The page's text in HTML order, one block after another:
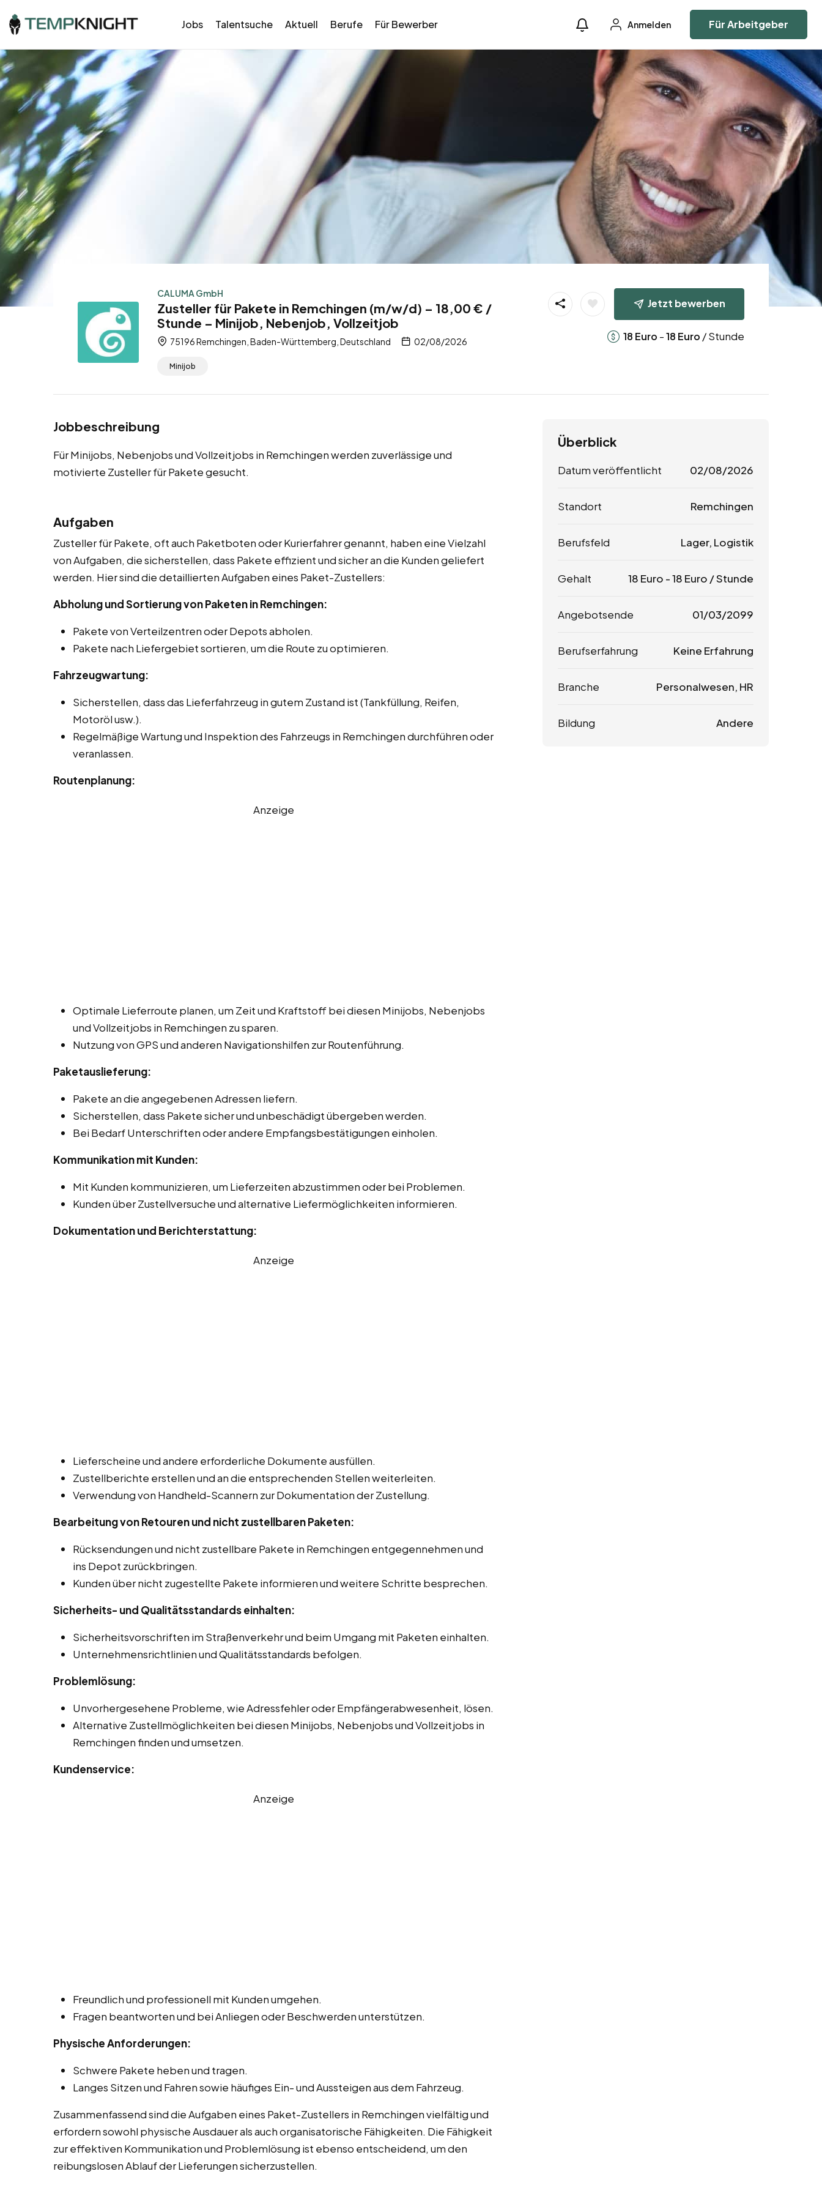
Jobs Talentsuche Aktuell Berufe Für Bewerber Anmelden Für Arbeitgeber
CALUMA GmbH
Zusteller für Pakete in Remchingen (m/w/d) – 18,00 € /
Stunde – Minijob, Nebenjob, Vollzeitjob
75196 Remchingen, Baden-Württemberg, Deutschland 02/08/2026
Minijob
Jetzt bewerben
18 Euro -18 Euro / Stunde
Jobbeschreibung
Für Minijobs, Nebenjobs und Vollzeitjobs in Remchingen werden zuverlässige und
motivierte Zusteller für Pakete gesucht.
Aufgaben
Zusteller für Pakete, oft auch Paketboten oder Kurierfahrer genannt, haben eine Vielzahl
von Aufgaben, die sicherstellen, dass Pakete effizient und sicher an die Kunden geliefert
werden. Hier sind die detaillierten Aufgaben eines Paket-Zustellers:
Abholung und Sortierung von Paketen in Remchingen:
Pakete von Verteilzentren oder Depots abholen.
Pakete nach Liefergebiet sortieren, um die Route zu optimieren.
Fahrzeugwartung:
Sicherstellen, dass das Lieferfahrzeug in gutem Zustand ist (Tankfüllung, Reifen,
Motoröl usw.).
Regelmäßige Wartung und Inspektion des Fahrzeugs in Remchingen durchführen oder
veranlassen.
Routenplanung:
Anzeige
Optimale Lieferroute planen, um Zeit und Kraftstoff bei diesen Minijobs, Nebenjobs
und Vollzeitjobs in Remchingen zu sparen.
Nutzung von GPS und anderen Navigationshilfen zur Routenführung.
Paketauslieferung:
Pakete an die angegebenen Adressen liefern.
Sicherstellen, dass Pakete sicher und unbeschädigt übergeben werden.
Bei Bedarf Unterschriften oder andere Empfangsbestätigungen einholen.
Kommunikation mit Kunden:
Mit Kunden kommunizieren, um Lieferzeiten abzustimmen oder bei Problemen.
Kunden über Zustellversuche und alternative Liefermöglichkeiten informieren.
Dokumentation und Berichterstattung:
Anzeige
Lieferscheine und andere erforderliche Dokumente ausfüllen.
Zustellberichte erstellen und an die entsprechenden Stellen weiterleiten.
Verwendung von Handheld-Scannern zur Dokumentation der Zustellung.
Bearbeitung von Retouren und nicht zustellbaren Paketen:
Rücksendungen und nicht zustellbare Pakete in Remchingen entgegennehmen und
ins Depot zurückbringen.
Kunden über nicht zugestellte Pakete informieren und weitere Schritte besprechen.
Sicherheits- und Qualitätsstandards einhalten:
Sicherheitsvorschriften im Straßenverkehr und beim Umgang mit Paketen einhalten.
Unternehmensrichtlinien und Qualitätsstandards befolgen.
Problemlösung:
Unvorhergesehene Probleme, wie Adressfehler oder Empfängerabwesenheit, lösen.
Alternative Zustellmöglichkeiten bei diesen Minijobs, Nebenjobs und Vollzeitjobs in
Remchingen finden und umsetzen.
Kundenservice:
Anzeige
Freundlich und professionell mit Kunden umgehen.
Fragen beantworten und bei Anliegen oder Beschwerden unterstützen.
Physische Anforderungen:
Schwere Pakete heben und tragen.
Langes Sitzen und Fahren sowie häufiges Ein- und Aussteigen aus dem Fahrzeug.
Zusammenfassend sind die Aufgaben eines Paket-Zustellers in Remchingen vielfältig und
erfordern sowohl physische Ausdauer als auch organisatorische Fähigkeiten. Die Fähigkeit
zur effektiven Kommunikation und Problemlösung ist ebenso entscheidend, um den
reibungslosen Ablauf der Lieferungen sicherzustellen.
Überblick
Datum veröffentlicht 02/08/2026
Standort Remchingen
Berufsfeld Lager, Logistik
Gehalt 18 Euro -18 Euro / Stunde
Angebotsende 01/03/2099
Berufserfahrung Keine Erfahrung
Branche Personalwesen, HR
Bildung Andere